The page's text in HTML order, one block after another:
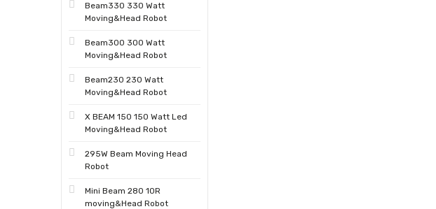
Beam330 330 Watt
Moving&Head Robot
Beam300 300 Watt
Moving&Head Robot
Beam230 230 Watt
Moving&Head Robot
X BEAM 150 150 Watt Led
Moving&Head Robot
295W Beam Moving Head
Robot
Mini Beam 280 10R
moving&Head Robot